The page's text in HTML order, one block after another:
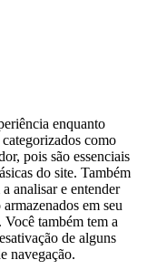
enquanto
como
pois são essenciais
do site. Também
analisar e entender
em seu
também tem a
de alguns
navegação.